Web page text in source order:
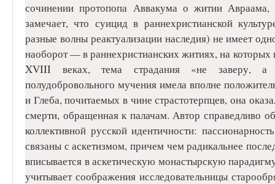
сочинении протопопа Аввакума о житии Авраама,
замечает, что суицид в раннехристианской
разные волны реактуализации наследия) не имеет
наоборот — в раннехристианских житиях, на
XVIII веках, тема страдания «не заверу, а
полудобровольного мучения имела вполне
и Глеба, почитаемых в чине страстотерпцев, она
смерти, обращенная к палачам. Автор справедливо
коллективной русской идентичности:
связаны с аскетизмом, причем чем радикальнее
вписывается в аскетическую монастырскую
учитывает соображения исследовательницы